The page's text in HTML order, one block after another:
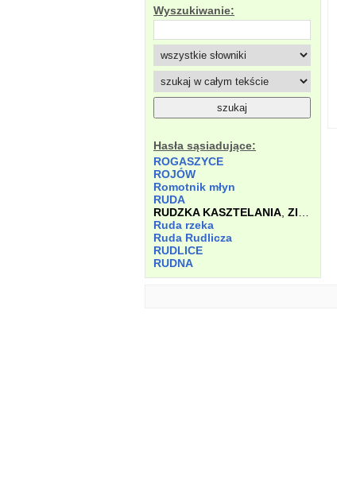
Wyszukiwanie:
Hasła sąsiadujące:
ROGASZYCE
ROJÓW
Romotnik młyn
RUDA
RUDZKA KASZTELANIA ZIEMIA
Ruda rzeka
Ruda Rudlicza
RUDLICE
RUDNA